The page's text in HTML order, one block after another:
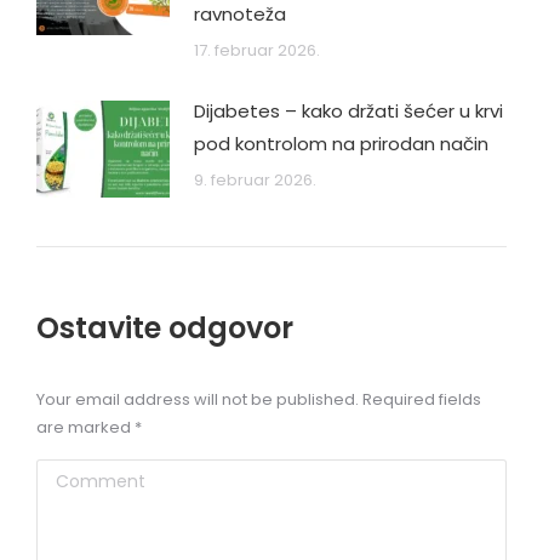
ravnoteža
17. februar 2026.
Dijabetes – kako držati šećer u krvi
pod kontrolom na prirodan način
9. februar 2026.
Ostavite odgovor
Your email address will not be published. Required fields
are marked *
Comment